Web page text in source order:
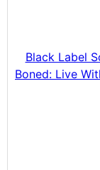
Black Label
Boned: Live